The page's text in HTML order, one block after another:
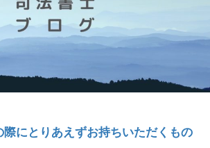
際にとりあえずお持ちいただくもの